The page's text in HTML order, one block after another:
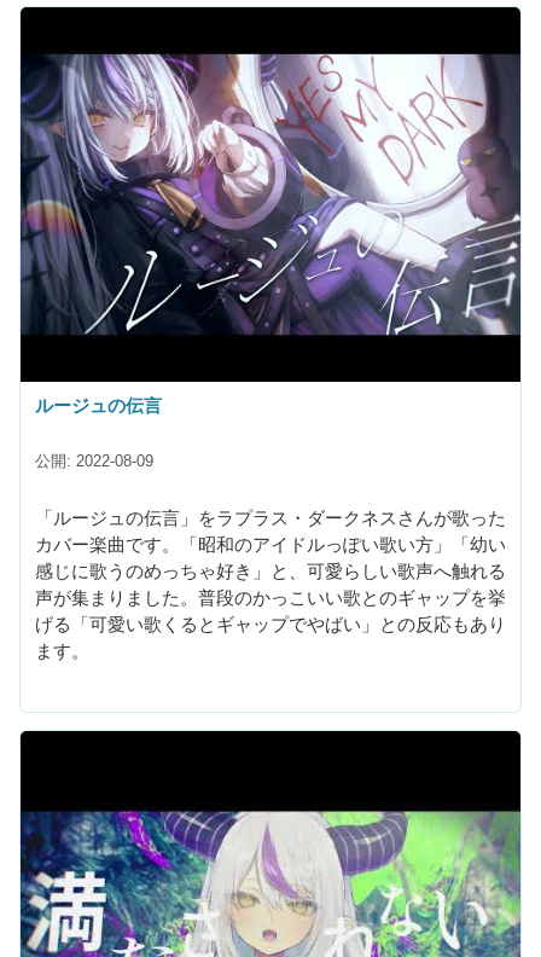
ルージュの伝言
公開: 2022-08-09
「ルージュの伝言」をラプラス・ダークネスさんが歌った
カバー楽曲です。「昭和のアイドルっぽい歌い方」「幼い
感じに歌うのめっちゃ好き」と、可愛らしい歌声へ触れる
声が集まりました。普段のかっこいい歌とのギャップを挙
げる「可愛い歌くるとギャップでやばい」との反応もあり
ます。